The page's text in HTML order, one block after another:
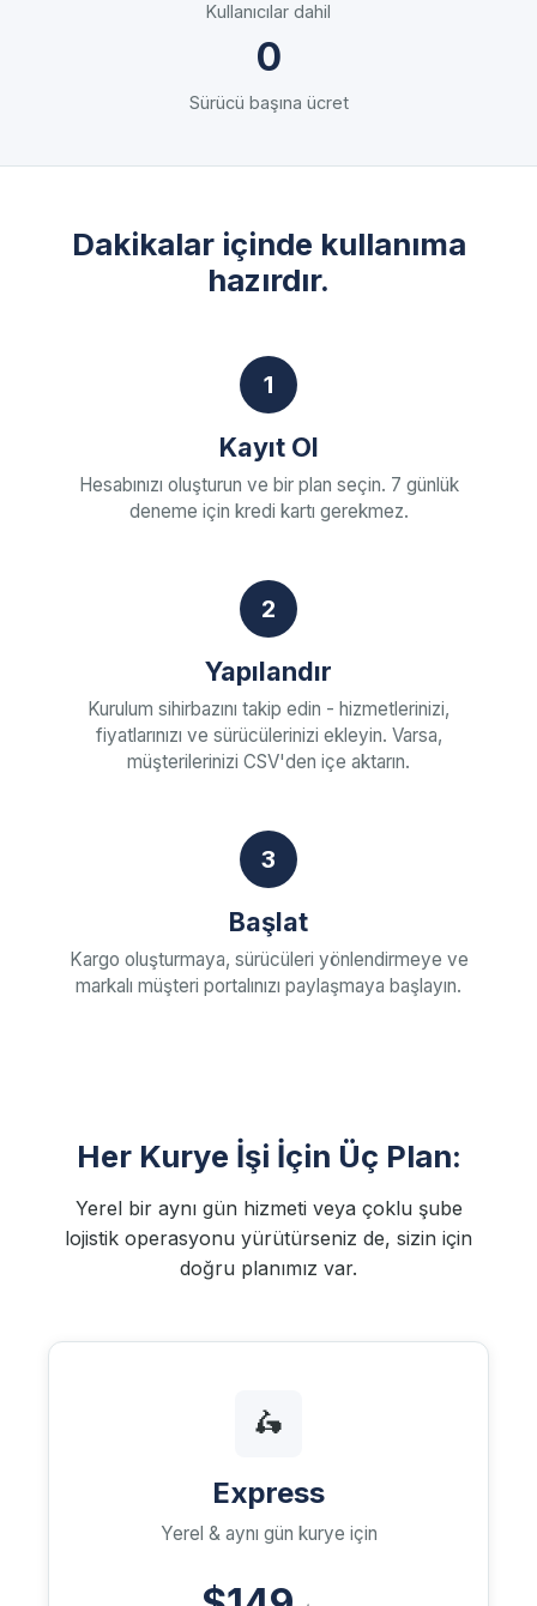
Kullanıcılar dahil
0
Sürücü başına ücret
Dakikalar içinde kullanıma
hazırdır.
1
Kayıt Ol
Hesabınızı oluşturun ve bir plan seçin. 7 günlük
deneme için kredi kartı gerekmez.
2
Yapılandır
Kurulum sihirbazını takip edin - hizmetlerinizi,
fiyatlarınızı ve sürücülerinizi ekleyin. Varsa,
müşterilerinizi CSV'den içe aktarın.
3
Başlat
Kargo oluşturmaya, sürücüleri yönlendirmeye ve
markalı müşteri portalınızı paylaşmaya başlayın.
Her Kurye İşi İçin Üç Plan:
Yerel bir aynı gün hizmeti veya çoklu şube
lojistik operasyonu yürütürseniz de, sizin için
doğru planımız var.
🛵
Express
Yerel & aynı gün kurye için